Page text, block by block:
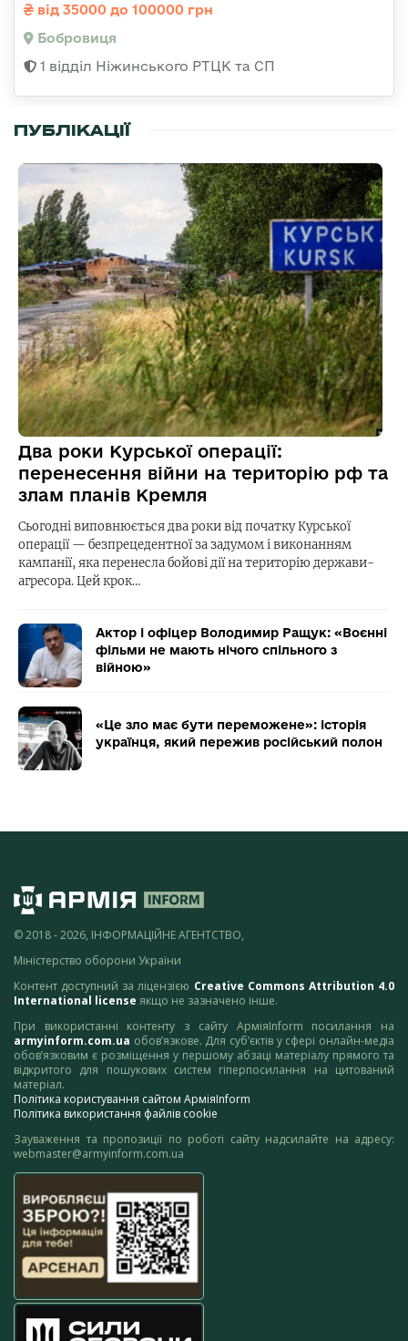
від 35000 до 100000 грн
Бобровиця
1 відділ Ніжинського РТЦК та СП
ПУБЛІКАЦІЇ
Два роки Курської операції:
перенесення війни на територію рф та
злам планів Кремля
Сьогодні виповнюється два роки від початку Курської
операції — безпрецедентної за задумом і виконанням
кампанії, яка перенесла бойові дії на територію держави-
агресора. Цей крок…
Актор і офіцер Володимир Ращук: «Воєнні
фільми не мають нічого спільного з
війною»
«Це зло має бути переможене»: історія
українця, який пережив російський полон
© 2018 - 2026, ІНФОРМАЦІЙНЕ АГЕНТСТВО,
Міністерство оборони України
Контент доступний за ліцензією Creative Commons Attribution 4.0
International license якщо не зазначено інше.
При використанні контенту з сайту АрміяInform посилання на
armyinform.com.ua обов’язкове. Для суб’єктів у сфері онлайн-медіа
обов’язковим є розміщення у першому абзаці матеріалу прямого та
відкритого для пошукових систем гіперпосилання на цитований
матеріал.
Політика користування сайтом АрміяInform
Політика використання файлів cookie
Зауваження та пропозиції по роботі сайту надсилайте на адресу:
webmaster@armyinform.com.ua